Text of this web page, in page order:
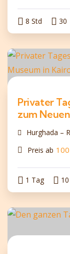
8 Std 30
Privater
zum
Hurghada –
Preis ab 100
1 Tag 10